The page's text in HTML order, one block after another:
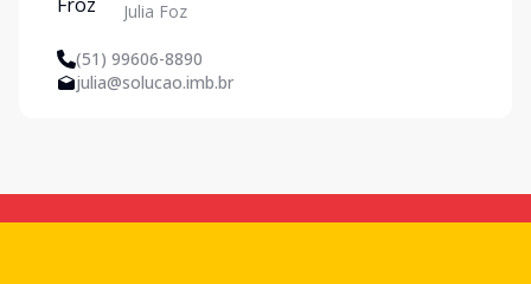
Julia Foz
(51) 99606-8890
julia@solucao.imb.br